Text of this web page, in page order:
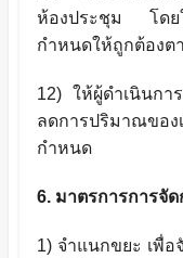
ห้องประชุม โดยใ
กำหนดให้ถูกต้องต
12) ให้ผู้ดำเนินกา
ลดการปริมาณของ
กำหนด
6. มาตรการการจั
1) จำแนกขยะ เพื่